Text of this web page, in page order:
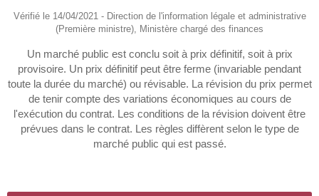
Vérifié le 14/04/2021 - Direction de l'information légale et administrative
(Première ministre), Ministère chargé des finances
Un marché public est conclu soit à prix définitif, soit à prix
provisoire. Un prix définitif peut être ferme (invariable pendant
toute la durée du marché) ou révisable. La révision du prix permet
de tenir compte des variations économiques au cours de
l'exécution du contrat. Les conditions de la révision doivent être
prévues dans le contrat. Les règles diffèrent selon le type de
marché public qui est passé.